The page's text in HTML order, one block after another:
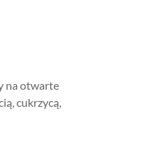
na otwarte
cukrzycą,